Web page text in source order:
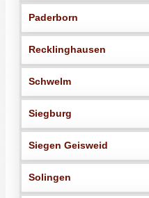
Paderborn
Recklinghausen
Schwelm
Siegburg
Siegen Geisweid
Solingen